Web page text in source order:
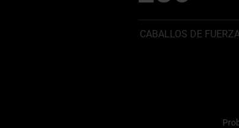
CABALLOS DE